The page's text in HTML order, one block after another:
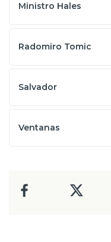
Ministro Hales
Radomiro Tomic
Salvador
Ventanas